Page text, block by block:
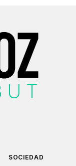
SOCIEDAD